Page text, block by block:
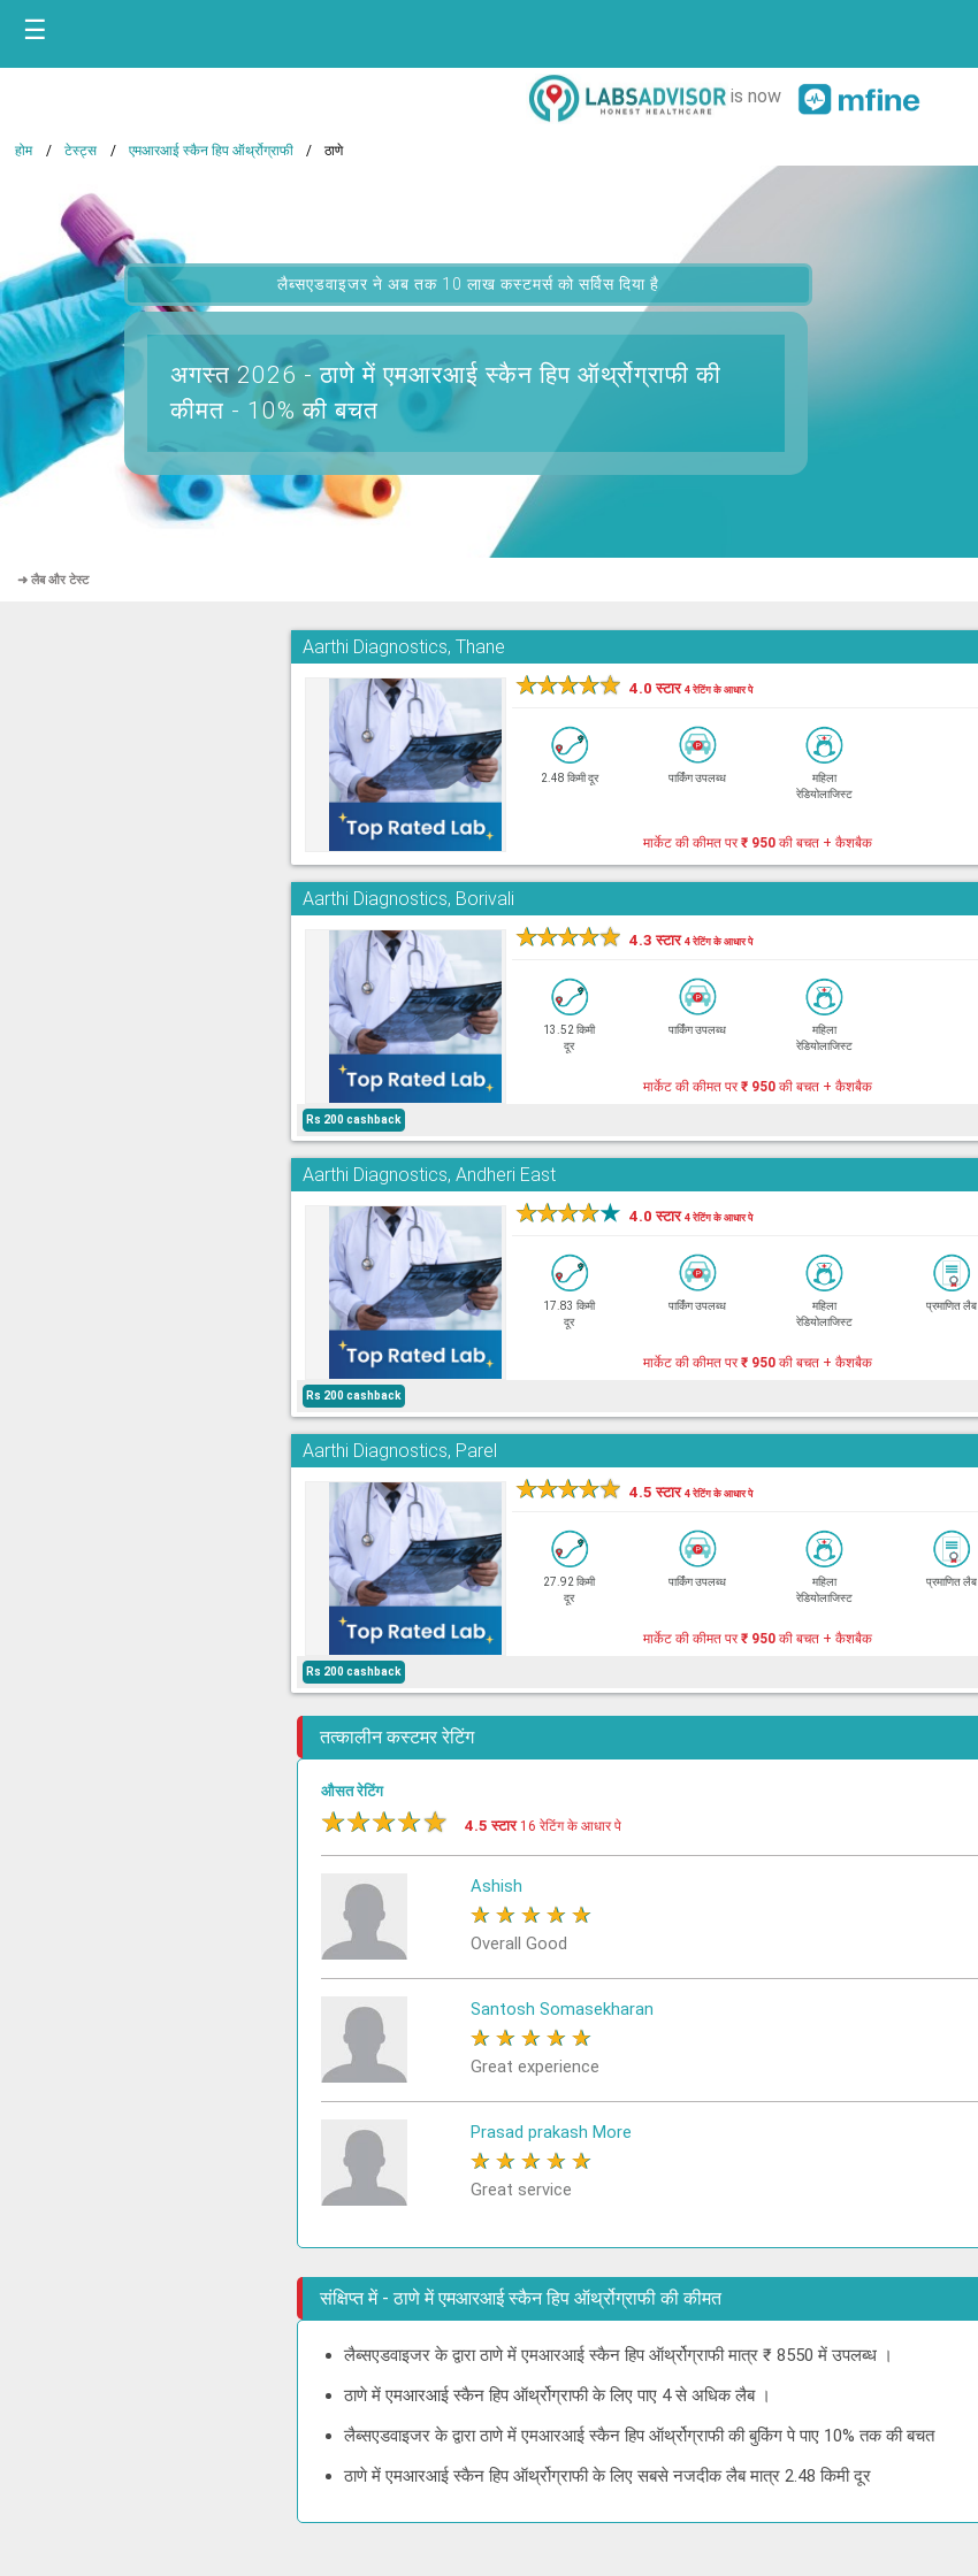
☰
is now
होम टेस्ट्स एमआरआई स्कैन हिप ऑर्थ्रोग्राफी ठाणे
लैब्सएडवाइजर ने अब तक 10 लाख कस्टमर्स को सर्विस दिया है
अगस्त 2026 -ठाणे में एमआरआई स्कैन हिप ऑर्थ्रोग्राफी की
कीमत - 10% की बचत
➜ लैब और टेस्ट
Aarthi Diagnostics, Thane
★★★★★ 4.0 स्टार4 रेटिंग के आधार पे
2.48 किमी दूर पार्किंग उपलब्ध
महिला
रेडियोलाजिस्ट
मार्केट की कीमत पर₹ 950 की बचत + कैशबैक
Aarthi Diagnostics, Borivali
★★★★★ 4.3 स्टार4 रेटिंग के आधार पे
13.52 किमी
दूर
पार्किंग उपलब्ध
महिला
रेडियोलाजिस्ट
मार्केट की कीमत पर₹ 950 की बचत + कैशबैक
Rs 200 cashback
Aarthi Diagnostics, Andheri East
★★★★★ 4.0 स्टार4 रेटिंग के आधार पे
17.83 किमी
दूर
पार्किंग उपलब्ध
महिला
रेडियोलाजिस्ट
प्रमाणित लैब
मार्केट की कीमत पर₹ 950 की बचत + कैशबैक
Rs 200 cashback
Aarthi Diagnostics, Parel
★★★★★ 4.5 स्टार4 रेटिंग के आधार पे
27.92 किमी
दूर
पार्किंग उपलब्ध
महिला
रेडियोलाजिस्ट
प्रमाणित लैब
मार्केट की कीमत पर₹ 950 की बचत + कैशबैक
Rs 200 cashback
तत्कालीन कस्टमर रेटिंग
औसत रेटिंग
★★★★★ 4.5 स्टार 16 रेटिंग के आधार पे
Ashish
★ ★ ★ ★ ★
Overall Good
Santosh Somasekharan
★ ★ ★ ★ ★
Great experience
Prasad prakash More
★ ★ ★ ★ ★
Great service
संक्षिप्त में - ठाणे में एमआरआई स्कैन हिप ऑर्थ्रोग्राफी की कीमत
लैब्सएडवाइजर के द्वारा ठाणे में एमआरआई स्कैन हिप ऑर्थ्रोग्राफी मात्र ₹ 8550 में उपलब्ध ।
ठाणे में एमआरआई स्कैन हिप ऑर्थ्रोग्राफी के लिए पाए 4 से अधिक लैब ।
लैब्सएडवाइजर के द्वारा ठाणे में एमआरआई स्कैन हिप ऑर्थ्रोग्राफी की बुकिंग पे पाए 10% तक की बचत
ठाणे में एमआरआई स्कैन हिप ऑर्थ्रोग्राफी के लिए सबसे नजदीक लैब मात्र 2.48 किमी दूर